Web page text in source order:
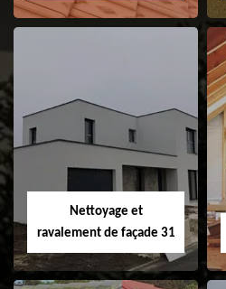
Pose et
changement de
fenêtre de toit et
Velux 31
Nettoyage et
ravalement de façade 31